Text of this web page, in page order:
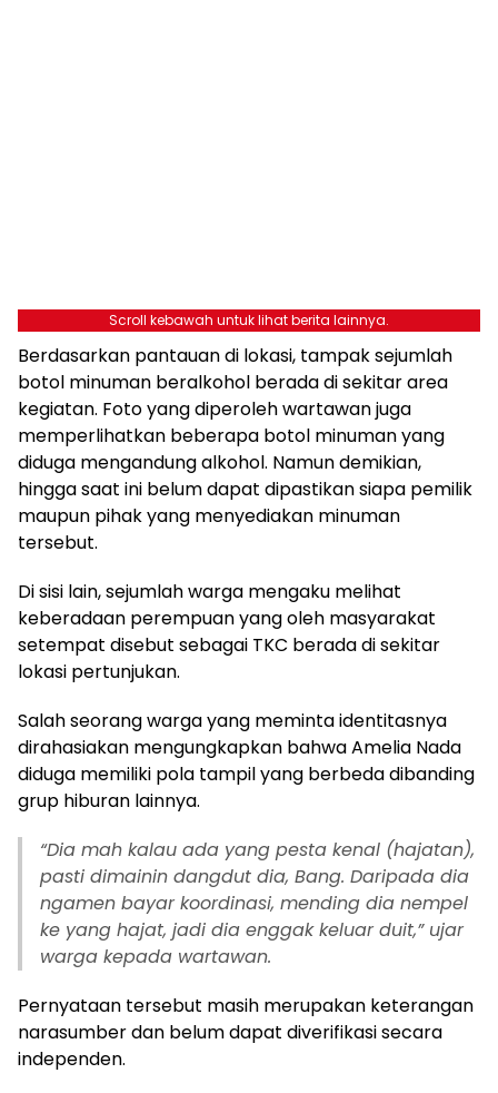
Scroll kebawah untuk lihat berita lainnya.
Berdasarkan pantauan di lokasi, tampak sejumlah
botol minuman beralkohol berada di sekitar area
kegiatan. Foto yang diperoleh wartawan juga
memperlihatkan beberapa botol minuman yang
diduga mengandung alkohol. Namun demikian,
hingga saat ini belum dapat dipastikan siapa pemilik
maupun pihak yang menyediakan minuman
tersebut.
Di sisi lain, sejumlah warga mengaku melihat
keberadaan perempuan yang oleh masyarakat
setempat disebut sebagai TKC berada di sekitar
lokasi pertunjukan.
Salah seorang warga yang meminta identitasnya
dirahasiakan mengungkapkan bahwa Amelia Nada
diduga memiliki pola tampil yang berbeda dibanding
grup hiburan lainnya.
“Dia mah kalau ada yang pesta kenal (hajatan),
pasti dimainin dangdut dia, Bang. Daripada dia
ngamen bayar koordinasi, mending dia nempel
ke yang hajat, jadi dia enggak keluar duit,” ujar
warga kepada wartawan.
Pernyataan tersebut masih merupakan keterangan
narasumber dan belum dapat diverifikasi secara
independen.